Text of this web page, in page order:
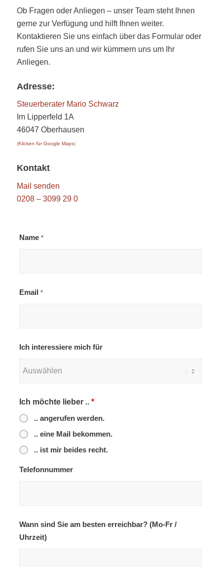
Name *
Email *
Ich interessiere mich für
Ich möchte lieber .. *
.. angerufen werden.
.. eine Mail bekommen.
.. ist mir beides recht.
Telefonnummer
Wann sind Sie am besten erreichbar? (Mo-Fr /
Uhrzeit)
Ob Fragen oder Anliegen – unser Team steht Ihnen
gerne zur Verfügung und hilft Ihnen weiter.
Kontaktieren Sie uns einfach über das Formular oder
rufen Sie uns an und wir kümmern uns um Ihr
Anliegen.
Adresse:
Steuerberater Mario Schwarz
Im Lipperfeld 1A
46047 Oberhausen
(Klicken für Google Maps)
Kontakt
Mail senden
0208 – 3099 29 0